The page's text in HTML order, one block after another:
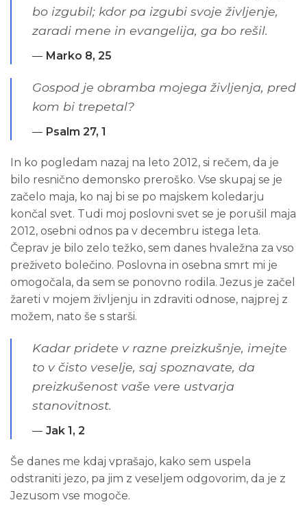
bo izgubil; kdor pa izgubi svoje življenje,
zaradi mene in evangelija, ga bo rešil.
Marko 8, 25
Gospod je obramba mojega življenja, pred
kom bi trepetal?
Psalm 27, 1
In ko pogledam nazaj na leto 2012, si rečem, da je
bilo resnično demonsko preroško. Vse skupaj se je
začelo maja, ko naj bi se po majskem koledarju
končal svet. Tudi moj poslovni svet se je porušil maja
2012, osebni odnos pa v decembru istega leta.
Čeprav je bilo zelo težko, sem danes hvaležna za vso
preživeto bolečino. Poslovna in osebna smrt mi je
omogočala, da sem se ponovno rodila. Jezus je začel
žareti v mojem življenju in zdraviti odnose, najprej z
možem, nato še s starši.
Kadar pridete v razne preizkušnje, imejte
to v čisto veselje, saj spoznavate, da
preizkušenost vaše vere ustvarja
stanovitnost.
Jak 1, 2
Še danes me kdaj vprašajo, kako sem uspela
odstraniti jezo, pa jim z veseljem odgovorim, da je z
Jezusom vse mogoče.